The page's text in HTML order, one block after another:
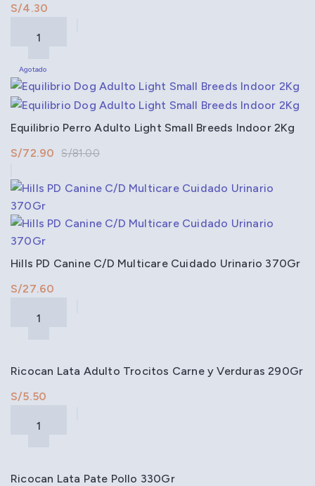
S/
Agotado
Equilibrio Perro Adulto Light Small Breeds Indoor 2Kg
S/81.00
S/72.90
Hills PD Canine C/D Multicare Cuidado Urinario 370Gr
S/
Ricocan Lata Adulto Trocitos Carne y Verduras 290Gr
S/
Ricocan Lata Pate Pollo 330Gr